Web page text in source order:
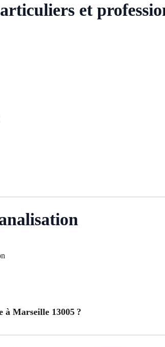
et
à Marseille 13005 ?